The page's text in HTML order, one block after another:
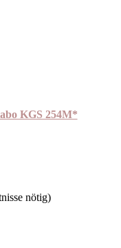
KGS 254M*
nötig)